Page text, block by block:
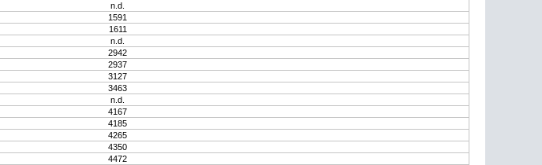
n.d.
1591
1611
n.d.
2942
2937
3127
3463
n.d.
4167
4185
4265
4350
4472